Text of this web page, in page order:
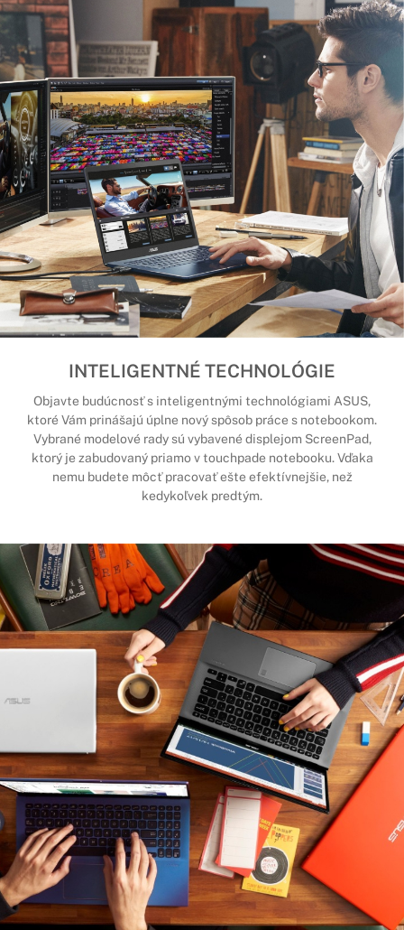
INTELIGENTNÉ TECHNOLÓGIE
Objavte budúcnosť s inteligentnými technológiami ASUS,
ktoré Vám prinášajú úplne nový spôsob práce s notebookom.
Vybrané modelové rady sú vybavené displejom ScreenPad,
ktorý je zabudovaný priamo v touchpade notebooku. Vďaka
nemu budete môcť pracovať ešte efektívnejšie, než
kedykoľvek predtým.